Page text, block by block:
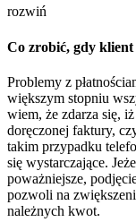
rozwiń
Co zrobić, gdy klient
Problemy z
większym stopniu
wiem, że zdarza się,
doręczonej faktury,
takim przypadku
się wystarczające.
poważniejsze,
pozwoli na
należnych kwot.